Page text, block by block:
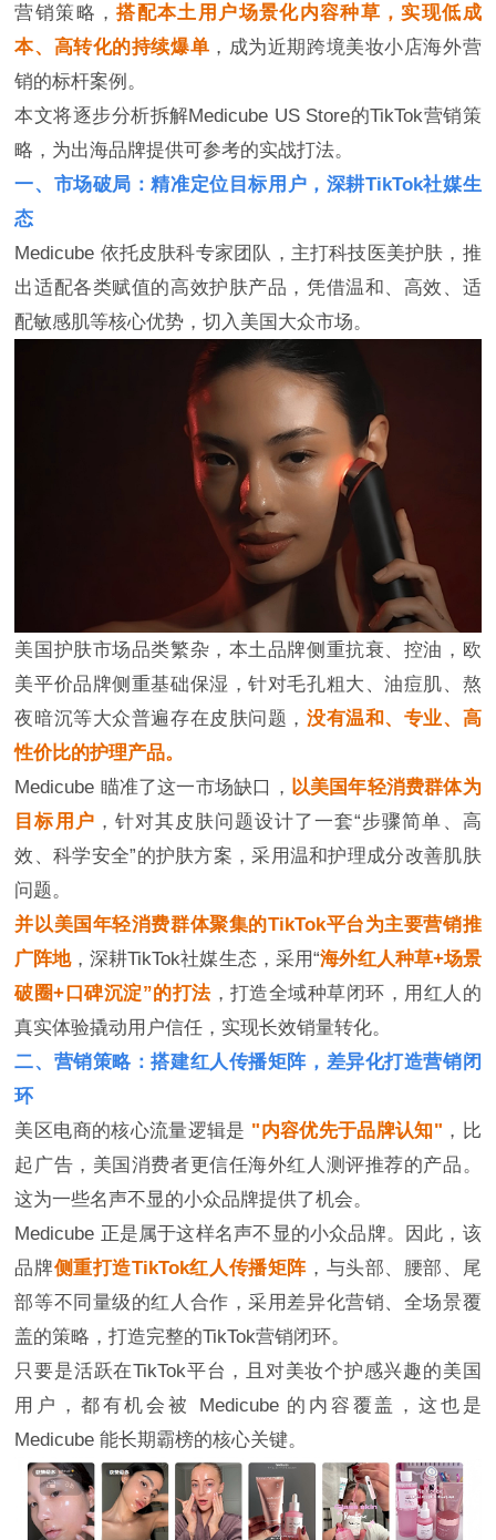
营销策略，搭配本土用户场景化内容种草，实现低成
本、高转化的持续爆单 ，成为近期跨境美妆小店海外营
销的标杆案例。
本文将逐步分析拆解Medicube US Store的TikTok营销策
略，为出海品牌提供可参考的实战打法。
一、市场破局：精准定位目标用户，深耕TikTok社媒生
态
Medicube 依托皮肤科专家团队，主打科技医美护肤，推
出适配各类赋值的高效护肤产品，凭借温和、高效、适
配敏感肌等核心优势，切入美国大众市场。
美国护肤市场品类繁杂，本土品牌侧重抗衰、控油，欧
美平价品牌侧重基础保湿，针对毛孔粗大、油痘肌、熬
夜暗沉等大众普遍存在皮肤问题， 没有温和、专业、高
性价比的护理产品。
Medicube 瞄准了这一市场缺口， 以美国年轻消费群体为
目标用户 ，针对其皮肤问题设计了一套“步骤简单、高
效、科学安全”的护肤方案，采用温和护理成分改善肌肤
问题。
并以美国年轻消费群体聚集的TikTok平台为主要营销推
广阵地，深耕TikTok社媒生态，采用“海外红人种草+场景
破圈+口碑沉淀”的打法，打造全域种草闭环，用红人的
真实体验撬动用户信任，实现长效销量转化。
二、营销策略：搭建红人传播矩阵，差异化打造营销闭
环
美区电商的核心流量逻辑是 "内容优先于品牌认知" ，比
起广告，美国消费者更信任海外红人测评推荐的产品。
这为一些名声不显的小众品牌提供了机会。
Medicube 正是属于这样名声不显的小众品牌。因此，该
品牌侧重打造TikTok红人传播矩阵，与头部、腰部、尾
部等不同量级的红人合作，采用差异化营销、全场景覆
盖的策略，打造完整的TikTok营销闭环。
只要是活跃在TikTok平台，且对美妆个护感兴趣的美国
用户，都有机会被 Medicube 的内容覆盖，这也是
Medicube 能长期霸榜的核心关键。